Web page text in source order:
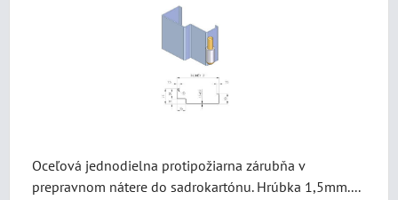
Oceľová jednodielna protipožiarna zárubňa v
prepravnom nátere do sadrokartónu. Hrúbka 1,5mm....